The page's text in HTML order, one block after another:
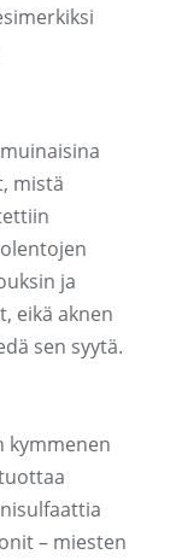
mistä
ja
eikä aknen
sen syytä.
kymmenen
– miesten